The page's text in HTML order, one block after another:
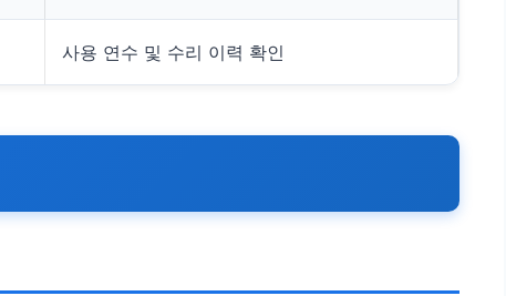
사용 연수 및 수리 이력 확인